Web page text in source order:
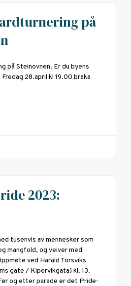
på
på Steinovnen. Er du byens
28.april kl 19.00 braka
2023:
tusenvis av mennesker som
mangfold, og veiver med
ved Harald Torsviks
gate / Kipervikgata) kl. 13.
og etter parade er det Pride-